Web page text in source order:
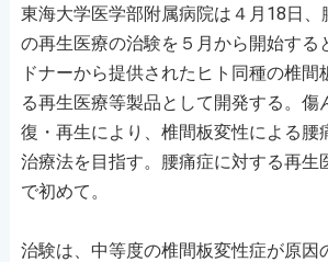
東海大学医学部附属病院は４月18日、
の再生医療の治験を５月から開始する
ドナーから提供されたヒト同種の椎間
る再生医療等製品として開発する。傷
復・再生により、椎間板変性による腰
治療法を目指す。腰痛症に対する再生
で初めて。
治験は、中等度の椎間板変性症が原因